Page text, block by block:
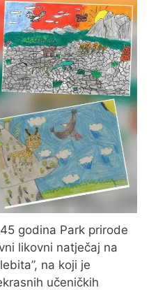
godina Park prirode
likovni natječaj na
na koji je
učeničkih